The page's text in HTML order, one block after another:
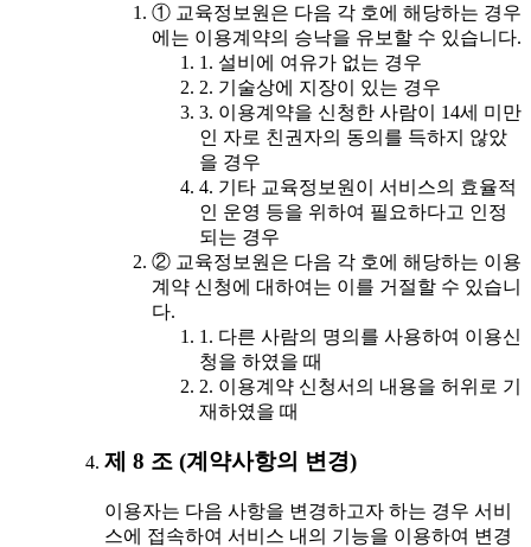
① 교육정보원은 다음 각 호에 해당하는 경우
에는 이용계약의 승낙을 유보할 수 있습니다.
1. 설비에 여유가 없는 경우
2. 기술상에 지장이 있는 경우
3. 이용계약을 신청한 사람이 14세 미만
인 자로 친권자의 동의를 득하지 않았
을 경우
4. 기타 교육정보원이 서비스의 효율적
인 운영 등을 위하여 필요하다고 인정
되는 경우
② 교육정보원은 다음 각 호에 해당하는 이용
계약 신청에 대하여는 이를 거절할 수 있습니
다.
1. 다른 사람의 명의를 사용하여 이용신
청을 하였을 때
2. 이용계약 신청서의 내용을 허위로 기
재하였을 때
제 8 조 (계약사항의 변경)
이용자는 다음 사항을 변경하고자 하는 경우 서비
스에 접속하여 서비스 내의 기능을 이용하여 변경